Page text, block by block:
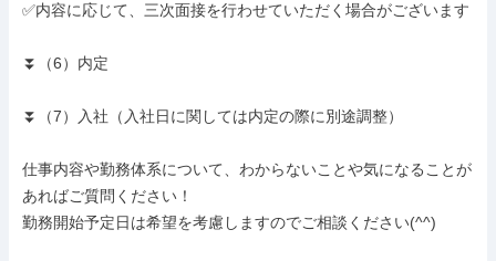
✅内容に応じて、三次面接を行わせていただく場合がございます
⏬️（6）内定
⏬️（7）入社（入社日に関しては内定の際に別途調整）
仕事内容や勤務体系について、わからないことや気になることが
あればご質問ください！
勤務開始予定日は希望を考慮しますのでご相談ください(^^)